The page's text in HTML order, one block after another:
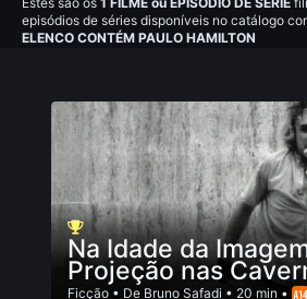
episódios de séries disponíveis no catálogo
ELENCO CONTÉM PAULO HAMILTON
Na Idade da
Projeção nas
Ficção • De Bruno Safadi • 20 min •